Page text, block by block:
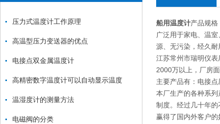
压力式温度计工作原理
高温型压力变送器的优点
电接点双金属温度计
高精密数字温度计可以自动显示温度
温湿度计的测量方法
电磁阀的分类
船用温度计产品规格
广泛用于家电、温
源、无污染，经久耐
江苏常州市瑞明仪
2000万以上，厂房
主要产品有：电接
本厂生产的各种系
制度。经过几十年
赢得了国内外客户的